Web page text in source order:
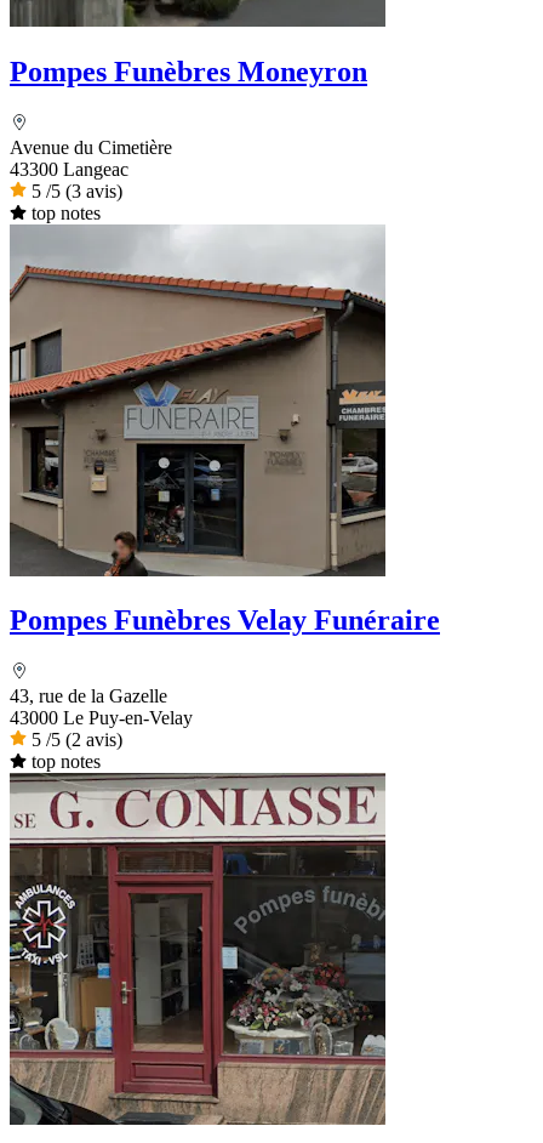
Pompes Funèbres Moneyron
Avenue du Cimetière
43300 Langeac
5 /5 (3 avis)
top notes
Pompes Funèbres Velay Funéraire
43, rue de la Gazelle
43000 Le Puy-en-Velay
5 /5 (2 avis)
top notes